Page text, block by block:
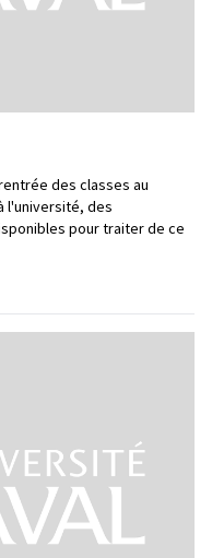
des classes au
l'université, des
pour traiter de ce